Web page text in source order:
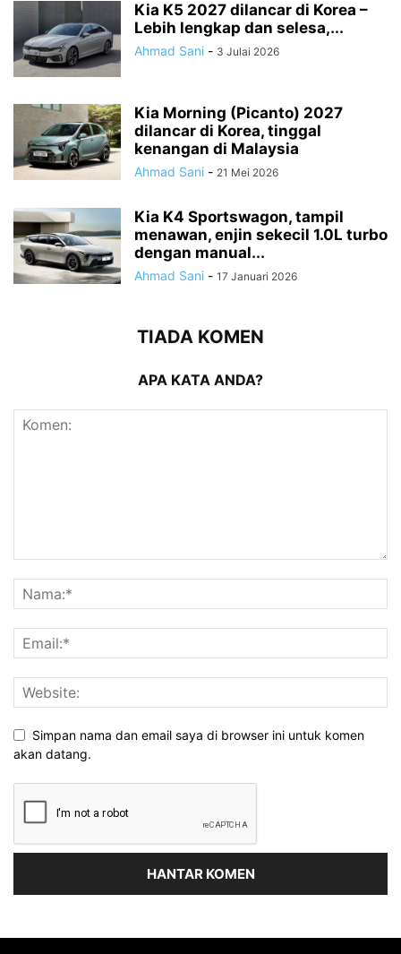
Kia K5 2027 dilancar di Korea –
Lebih lengkap dan selesa,...
Ahmad Sani - 3 Julai 2026
Kia Morning (Picanto) 2027
dilancar di Korea, tinggal
kenangan di Malaysia
Ahmad Sani - 21 Mei 2026
Kia K4 Sportswagon, tampil
menawan, enjin sekecil 1.0L turbo
dengan manual...
Ahmad Sani - 17 Januari 2026
TIADA KOMEN
APA KATA ANDA?
Simpan nama dan email saya di browser ini untuk komen
akan datang.